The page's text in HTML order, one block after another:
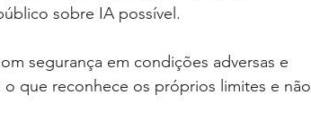
sobre IA possível.
segurança em condições adversas e
que reconhece os próprios limites e não